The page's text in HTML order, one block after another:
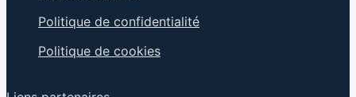
Politique de confidentialité
Politique de cookies